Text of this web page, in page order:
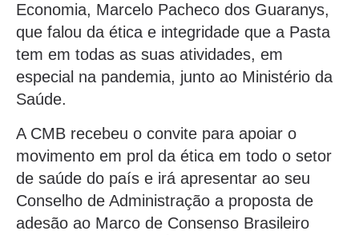
Economia, Marcelo Pacheco dos Guaranys,
que falou da ética e integridade que a Pasta
tem em todas as suas atividades, em
especial na pandemia, junto ao Ministério da
Saúde.
A CMB recebeu o convite para apoiar o
movimento em prol da ética em todo o setor
de saúde do país e irá apresentar ao seu
Conselho de Administração a proposta de
adesão ao Marco de Consenso Brasileiro